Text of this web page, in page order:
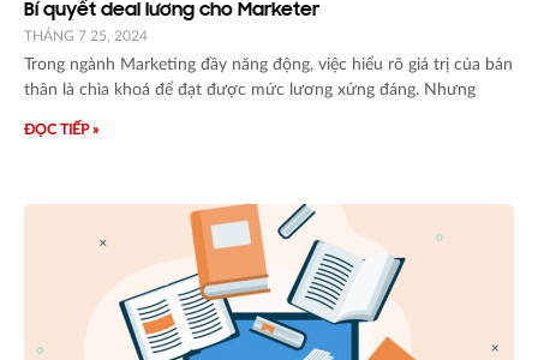
Bí quyết deal lương cho Marketer
THÁNG 7 25, 2024
Trong ngành Marketing đầy năng động, việc hiểu rõ giá trị của bản
thân là chìa khoá để đạt được mức lương xứng đáng. Nhưng
ĐỌC TIẾP »